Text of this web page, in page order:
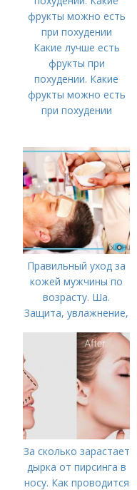
Какие лучше есть
фрукты при
похудении. Какие
фрукты можно есть
при похудении
Правильный уход за
кожей мужчины по
возрасту. Ша.
Защита, увлажнение,
За сколько зарастает
дырка от пирсинга в
носу. Как проводится